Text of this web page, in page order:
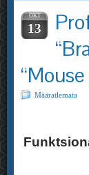
OKT
13
Määratlemata